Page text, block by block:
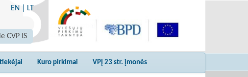
EN LT
CVP IS
Kuro pirkimai VPĮ 23 str. įmonės